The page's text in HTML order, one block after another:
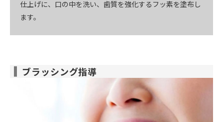
仕上げに、口の中を洗い、歯質を強化するフッ素を塗布し
ます。
ブラッシング指導